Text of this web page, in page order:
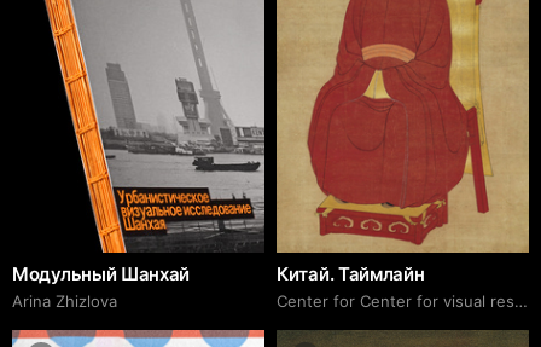
Модульный Шанхай
Arina Zhizlova
Китай. Таймлайн
Center for Center for visual research